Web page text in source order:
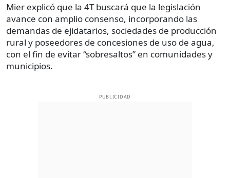
Mier explicó que la 4T buscará que la legislación
avance con amplio consenso, incorporando las
demandas de ejidatarios, sociedades de producción
rural y poseedores de concesiones de uso de agua,
con el fin de evitar “sobresaltos” en comunidades y
municipios.
PUBLICIDAD